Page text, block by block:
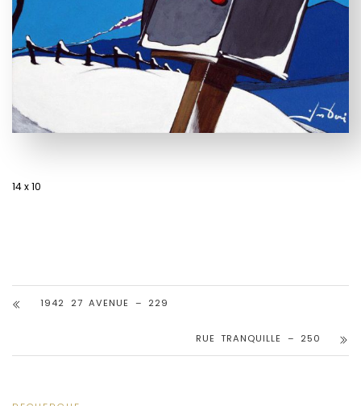
14 x 10
1942 27 AVENUE – 229
RUE TRANQUILLE – 250